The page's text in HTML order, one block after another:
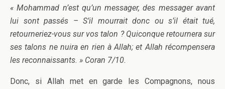
« Mohammad n’est qu’un messager, des messager avant
lui sont passés – S’il mourrait donc ou s’il était tué,
retourneriez-vous sur vos talon ? Quiconque retournera sur
ses talons ne nuira en rien à Allah; et Allah récompensera
les reconnaissants. » Coran 7/10.
Donc, si Allah met en garde les Compagnons, nous